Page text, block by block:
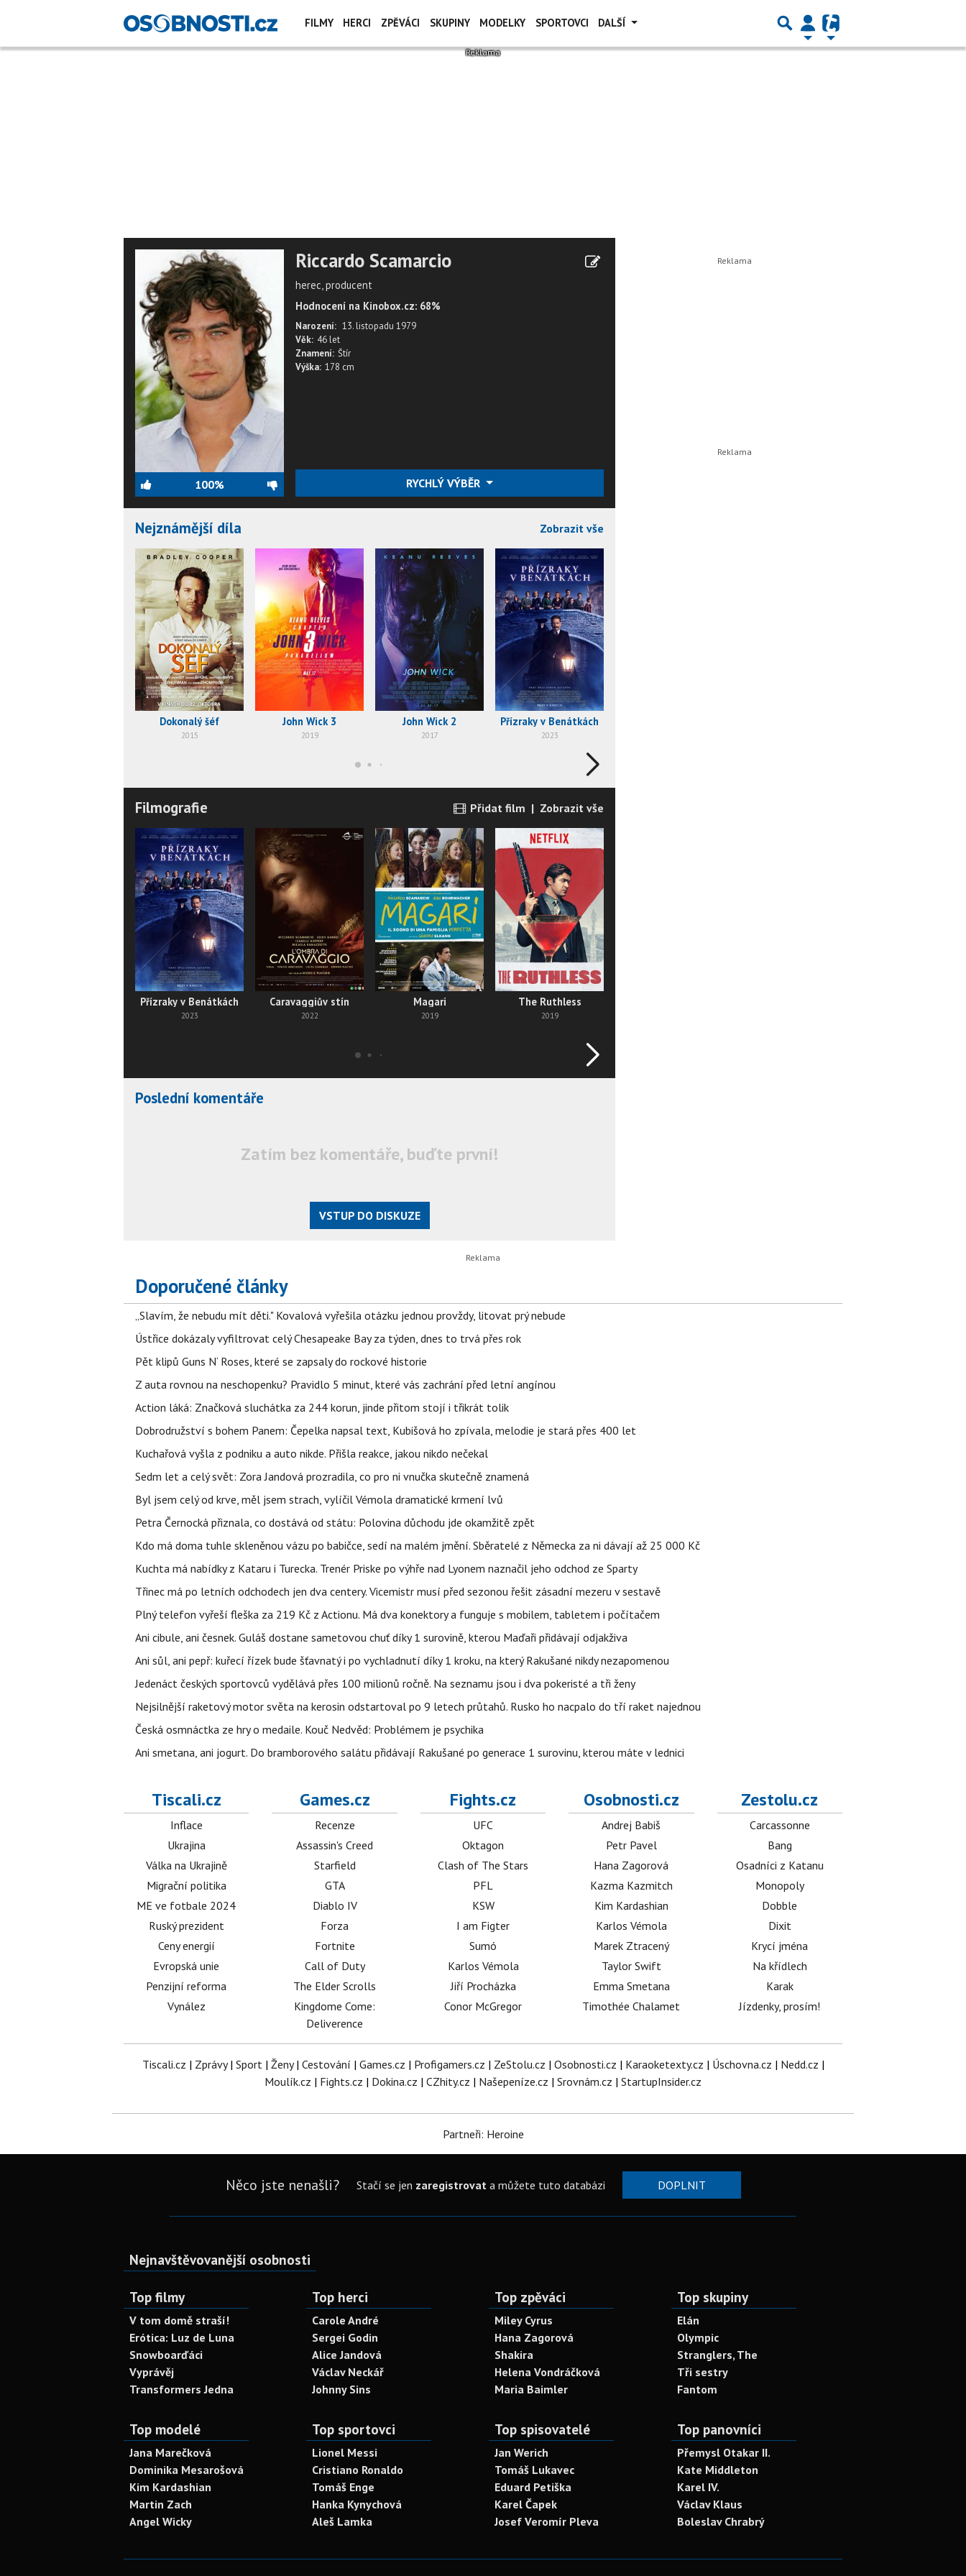
FILMY HERCI ZPĚVÁCI SKUPINY MODELKY SPORTOVCI DALŠÍ
100%
Riccardo Scamarcio
herec, producent
Hodnocení na Kinobox.cz: 68%
Narození: 13. listopadu 1979
Věk: 46 let
Znamení: Štír
Výška: 178 cm
RYCHLÝ VÝBĚR
Nejznámější díla Zobrazit vše
Dokonalý šéf
2015
John Wick 3
2019
John Wick 2
2017
Přízraky v Benátkách
2023
Filmografie Přidat film | Zobrazit vše
Přízraky v Benátkách
2023
Caravaggiův stín
2022
Magari
2019
The Ruthless
2019
Poslední komentáře
Zatím bez komentáře, buďte první!
VSTUP DO DISKUZE
Doporučené články
„Slavím, že nebudu mít děti." Kovalová vyřešila otázku jednou provždy, litovat prý nebude
Ústřice dokázaly vyfiltrovat celý Chesapeake Bay za týden, dnes to trvá přes rok
Pět klipů Guns N‘ Roses, které se zapsaly do rockové historie
Z auta rovnou na neschopenku? Pravidlo 5 minut, které vás zachrání před letní angínou
Action láká: Značková sluchátka za 244 korun, jinde přitom stojí i třikrát tolik
Dobrodružství s bohem Panem: Čepelka napsal text, Kubišová ho zpívala, melodie je stará přes 400 let
Kuchařová vyšla z podniku a auto nikde. Přišla reakce, jakou nikdo nečekal
Sedm let a celý svět: Zora Jandová prozradila, co pro ni vnučka skutečně znamená
Byl jsem celý od krve, měl jsem strach, vylíčil Vémola dramatické krmení lvů
Petra Černocká přiznala, co dostává od státu: Polovina důchodu jde okamžitě zpět
Kdo má doma tuhle skleněnou vázu po babičce, sedí na malém jmění. Sběratelé z Německa za ni dávají až 25 000 Kč
Kuchta má nabídky z Kataru i Turecka. Trenér Priske po výhře nad Lyonem naznačil jeho odchod ze Sparty
Třinec má po letních odchodech jen dva centery. Vicemistr musí před sezonou řešit zásadní mezeru v sestavě
Plný telefon vyřeší fleška za 219 Kč z Actionu. Má dva konektory a funguje s mobilem, tabletem i počítačem
Ani cibule, ani česnek. Guláš dostane sametovou chuť díky 1 surovině, kterou Maďaři přidávají odjakživa
Ani sůl, ani pepř: kuřecí řízek bude šťavnatý i po vychladnutí díky 1 kroku, na který Rakušané nikdy nezapomenou
Jedenáct českých sportovců vydělává přes 100 milionů ročně. Na seznamu jsou i dva pokeristé a tři ženy
Nejsilnější raketový motor světa na kerosin odstartoval po 9 letech průtahů. Rusko ho nacpalo do tří raket najednou
Česká osmnáctka ze hry o medaile. Kouč Nedvěd: Problémem je psychika
Ani smetana, ani jogurt. Do bramborového salátu přidávají Rakušané po generace 1 surovinu, kterou máte v lednici
Tiscali.cz
Inflace
Ukrajina
Válka na Ukrajině
Migrační politika
ME ve fotbale 2024
Ruský prezident
Ceny energií
Evropská unie
Penzijní reforma
Vynález
Games.cz
Recenze
Assassin's Creed
Starfield
GTA
Diablo IV
Forza
Fortnite
Call of Duty
The Elder Scrolls
Kingdome Come:
Deliverence
Fights.cz
UFC
Oktagon
Clash of The Stars
PFL
KSW
I am Figter
Sumó
Karlos Vémola
Jiří Procházka
Conor McGregor
Osobnosti.cz
Andrej Babiš
Petr Pavel
Hana Zagorová
Kazma Kazmitch
Kim Kardashian
Karlos Vémola
Marek Ztracený
Taylor Swift
Emma Smetana
Timothée Chalamet
Zestolu.cz
Carcassonne
Bang
Osadníci z Katanu
Monopoly
Dobble
Dixit
Krycí jména
Na křídlech
Karak
Jízdenky, prosím!
Tiscali.cz | Zprávy| Sport| Ženy| Cestování | Games.cz | Profigamers.cz | ZeStolu.cz | Osobnosti.cz | Karaoketexty.cz | Úschovna.cz | Nedd.cz |
Moulík.cz | Fights.cz | Dokina.cz | CZhity.cz | Našepeníze.cz | Srovnám.cz | StartupInsider.cz
Partneři: Heroine
Něco jste nenašli? Stačí se jen zaregistrovata můžete tuto databázi DOPLNIT
Nejnavštěvovanější osobnosti
Top filmy
V tom domě straší!
Erótica: Luz de Luna
Snowboarďáci
Vyprávěj
Transformers Jedna
Top herci
Carole André
Sergei Godin
Alice Jandová
Václav Neckář
Johnny Sins
Top zpěváci
Miley Cyrus
Hana Zagorová
Shakira
Helena Vondráčková
Maria Baimler
Top skupiny
Elán
Olympic
Stranglers, The
Tři sestry
Fantom
Top modelé
Jana Marečková
Dominika Mesarošová
Kim Kardashian
Martin Zach
Angel Wicky
Top sportovci
Lionel Messi
Cristiano Ronaldo
Tomáš Enge
Hanka Kynychová
Aleš Lamka
Top spisovatelé
Jan Werich
Tomáš Lukavec
Eduard Petiška
Karel Čapek
Josef Veromír Pleva
Top panovníci
Přemysl Otakar II.
Kate Middleton
Karel IV.
Václav Klaus
Boleslav Chrabrý